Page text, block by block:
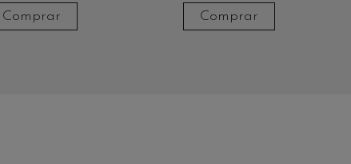
Comprar Comprar